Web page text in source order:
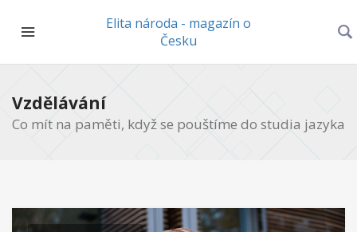
Elita národa - magazín o
Česku
Vzdělávání
Co mít na paměti, když se pouštíme do studia jazyka